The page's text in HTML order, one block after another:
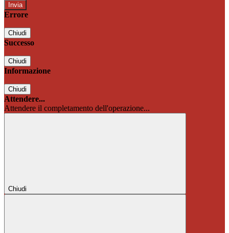
Errore
Chiudi
Successo
Chiudi
Informazione
Chiudi
Attendere...
Attendere il completamento dell'operazione...
Chiudi